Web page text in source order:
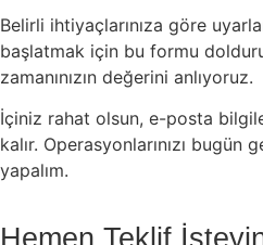
Belirli ihtiyaçlarınıza göre
başlatmak için bu formu
zamanınızın değerini anlıyoruz.
İçiniz rahat olsun, e-posta
kalır. Operasyonlarınızı
yapalım.